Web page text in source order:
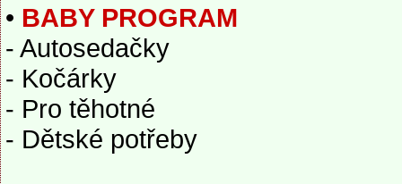
• BABY PROGRAM
- Autosedačky
- Kočárky
- Pro těhotné
- Dětské potřeby